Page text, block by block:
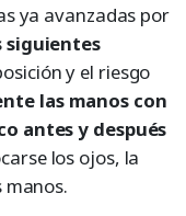
ya avanzadas por
siguientes
y el riesgo
las manos con
antes y después
los ojos, la
manos.